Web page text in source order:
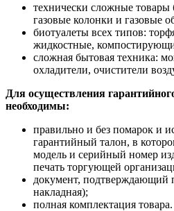
технически сложные товары
газовые колонки и газовые
биотуалеты всех типов:
жидкостные,
сложная бытовая техника:
охладители, очистители
Для осуществления
необходимы:
правильно и без помарок и
гарантийный талон, в
модель и серийный номер
печать торгующей
документ, подтверждающий
накладная);
полная комплектация товара.